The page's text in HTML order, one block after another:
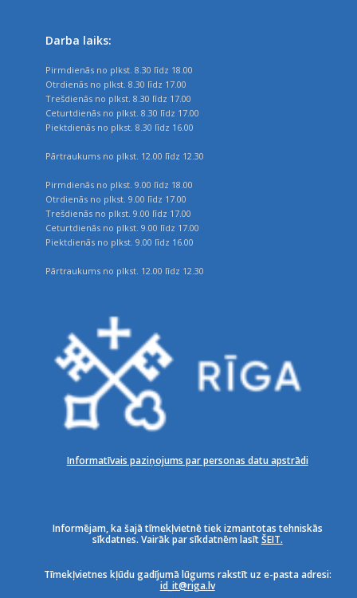
Darba laiks:
Pirmdienās no plkst. 8.30 līdz 18.00
Otrdienās no plkst. 8.30 līdz 17.00
Trešdienās no plkst. 8.30 līdz 17.00
Ceturtdienās no plkst. 8.30 līdz 17.00
Piektdienās no plkst. 8.30 līdz 16.00
Pārtraukums no plkst. 12.00 līdz 12.30
Pirmdienās no plkst. 9.00 līdz 18.00
Otrdienās no plkst. 9.00 līdz 17.00
Trešdienās no plkst. 9.00 līdz 17.00
Ceturtdienās no plkst. 9.00 līdz 17.00
Piektdienās no plkst. 9.00 līdz 16.00
Pārtraukums no plkst. 12.00 līdz 12.30
Informatīvais paziņojums par personas datu apstrādi
Informējam, ka šajā tīmekļvietnē tiek izmantotas tehniskās
sīkdatnes. Vairāk par sīkdatnēm lasītŠEIT.
Tīmekļvietnes kļūdu gadījumā lūgums rakstīt uz e-pasta adresi:
id_it@riga.lv